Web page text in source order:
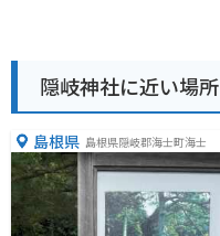
隠岐神社に近い場所
島根県 島根県隠岐郡海士町海士